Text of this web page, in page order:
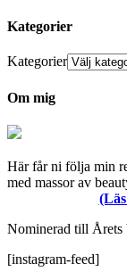
Kategorier
Kategorier
Om mig
Här får ni följa min
med massor av
Nominerad till Årets
[instagram-feed]